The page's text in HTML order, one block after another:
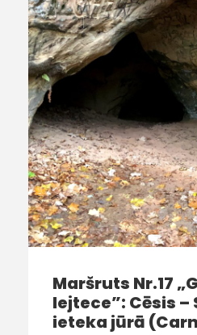
Maršruts Nr.17
lejtece”: Cēsis –
ieteka jūrā